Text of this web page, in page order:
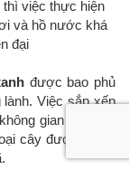
thì việc thực hiện
và hồ nước khá
đại
được bao phủ
Việc sắp xếp
gian tổng thể
cây được tỉa tót